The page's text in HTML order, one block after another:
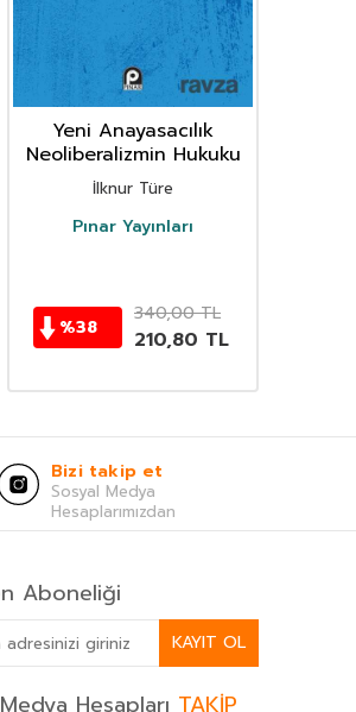
Yeni Anayasacılık
Neoliberalizmin Hukuku
İlknur Türe
Pınar Yayınları
%38
340,00TL
210,80 TL
Bizi takip et
Sosyal Medya
Hesaplarımızdan
Aboneliği
KAYIT OL
Hesapları TAKİP